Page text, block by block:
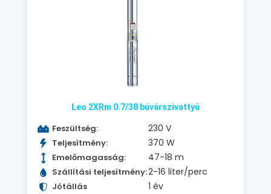
Leo 2XRm 0.7/38 búvárszivattyú
Feszültség: 230 V
Teljesítmény: 370 W
Emelőmagasság: 47-18 m
Szállítási teljesítmény:2-16 liter/perc
Jótállás 1 év